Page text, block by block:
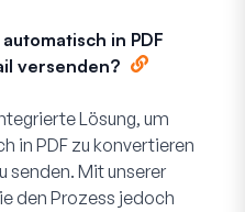
in PDF
versenden?
Lösung, um
in PDF zu konvertieren
senden. Mit unserer
den Prozess jedoch